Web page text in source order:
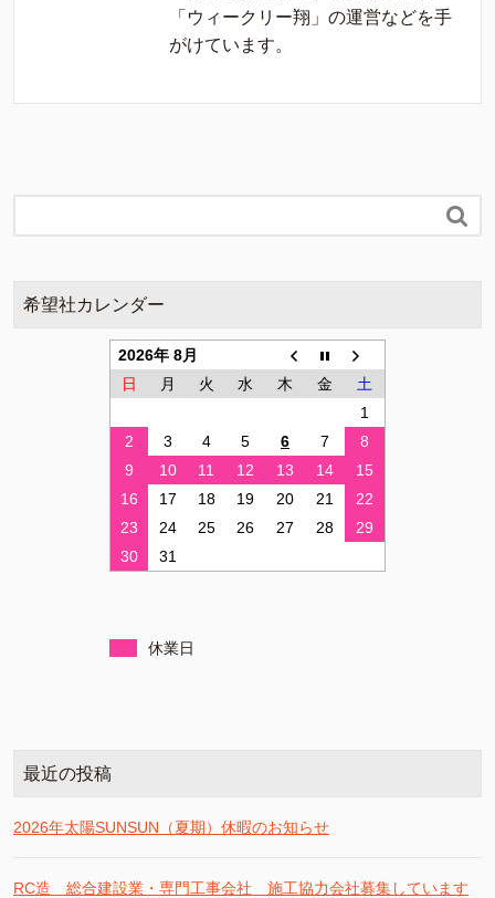
「ウィークリー翔」の運営などを手
がけています。

希望社カレンダー
2026年 8月
日
月 火 水 木 金
土
1
2
3 4 5 6 7
8
9
10 11 12 13 14
15
16
17 18 19 20 21
22
23
24 25 26 27 28
29
30
31
休業日
最近の投稿
2026年太陽SUNSUN（夏期）休暇のお知らせ
RC造 総合建設業・専門工事会社 施工協力会社募集しています